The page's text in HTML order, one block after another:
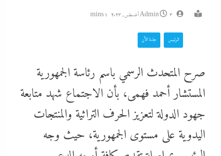
Admin 3 أغسطس، 2023 1 mins
الرئيس جاءنا الآن
صرح المتحدث الرسمي باسم رئاسة الجمهورية
المستشار أحمد فهمى، بأن الاجتماع شهد متابعة
جهود الدولة لتعزيز الحرف التراثية والمنتجات
اليدوية على مستوى الجمهورية، حيث وجه